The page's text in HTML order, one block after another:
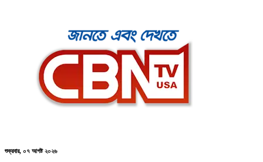
শুক্রবার, ০৭ আগষ্ট ২০২৬